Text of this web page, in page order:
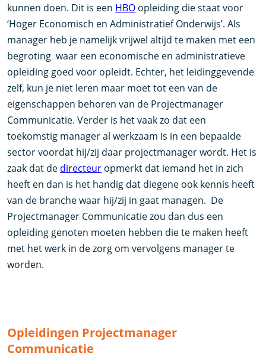
kunnen doen. Dit is een HBO opleiding die staat voor
‘Hoger Economisch en Administratief Onderwijs’. Als
manager heb je namelijk vrijwel altijd te maken met een
begroting waar een economische en administratieve
opleiding goed voor opleidt. Echter, het leidinggevende
zelf, kun je niet leren maar moet tot een van de
eigenschappen behoren van de Projectmanager
Communicatie. Verder is het vaak zo dat een
toekomstig manager al werkzaam is in een bepaalde
sector voordat hij/zij daar projectmanager wordt. Het is
zaak dat de directeur opmerkt dat iemand het in zich
heeft en dan is het handig dat diegene ook kennis heeft
van de branche waar hij/zij in gaat managen. De
Projectmanager Communicatie zou dan dus een
opleiding genoten moeten hebben die te maken heeft
met het werk in de zorg om vervolgens manager te
worden.
Opleidingen Projectmanager
Communicatie